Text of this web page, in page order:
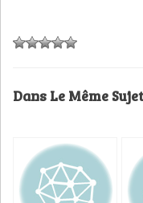
Dans Le Même Sujet